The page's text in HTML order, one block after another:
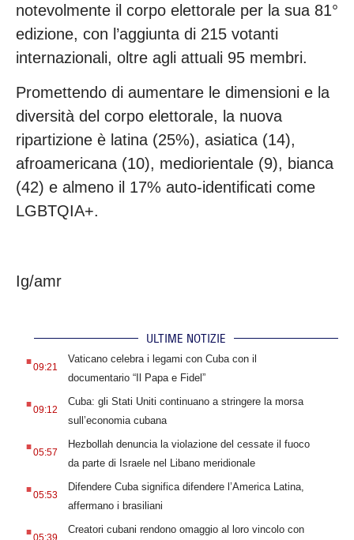
notevolmente il corpo elettorale per la sua 81°
edizione, con l’aggiunta di 215 votanti
internazionali, oltre agli attuali 95 membri.
Promettendo di aumentare le dimensioni e la
diversità del corpo elettorale, la nuova
ripartizione è latina (25%), asiatica (14),
afroamericana (10), mediorientale (9), bianca
(42) e almeno il 17% auto-identificati come
LGBTQIA+.
Ig/amr
ULTIME NOTIZIE
.09:21
Vaticano celebra i legami con Cuba con il
documentario “Il Papa e Fidel”
.09:12
Cuba: gli Stati Uniti continuano a stringere la morsa
sull’economia cubana
.05:57
Hezbollah denuncia la violazione del cessate il fuoco
da parte di Israele nel Libano meridionale
.05:53
Difendere Cuba significa difendere l’America Latina,
affermano i brasiliani
.05:39
Creatori cubani rendono omaggio al loro vincolo con